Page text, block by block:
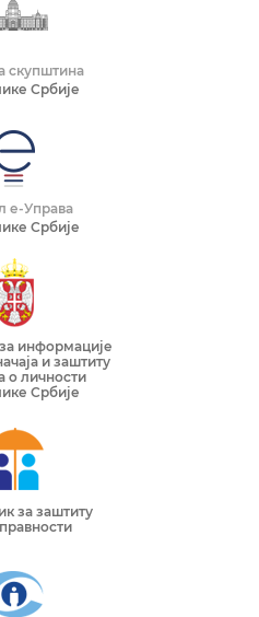
скупштина
Србије
е-Управа
Србије
информације
и заштиту
о личности
Србије
за заштиту